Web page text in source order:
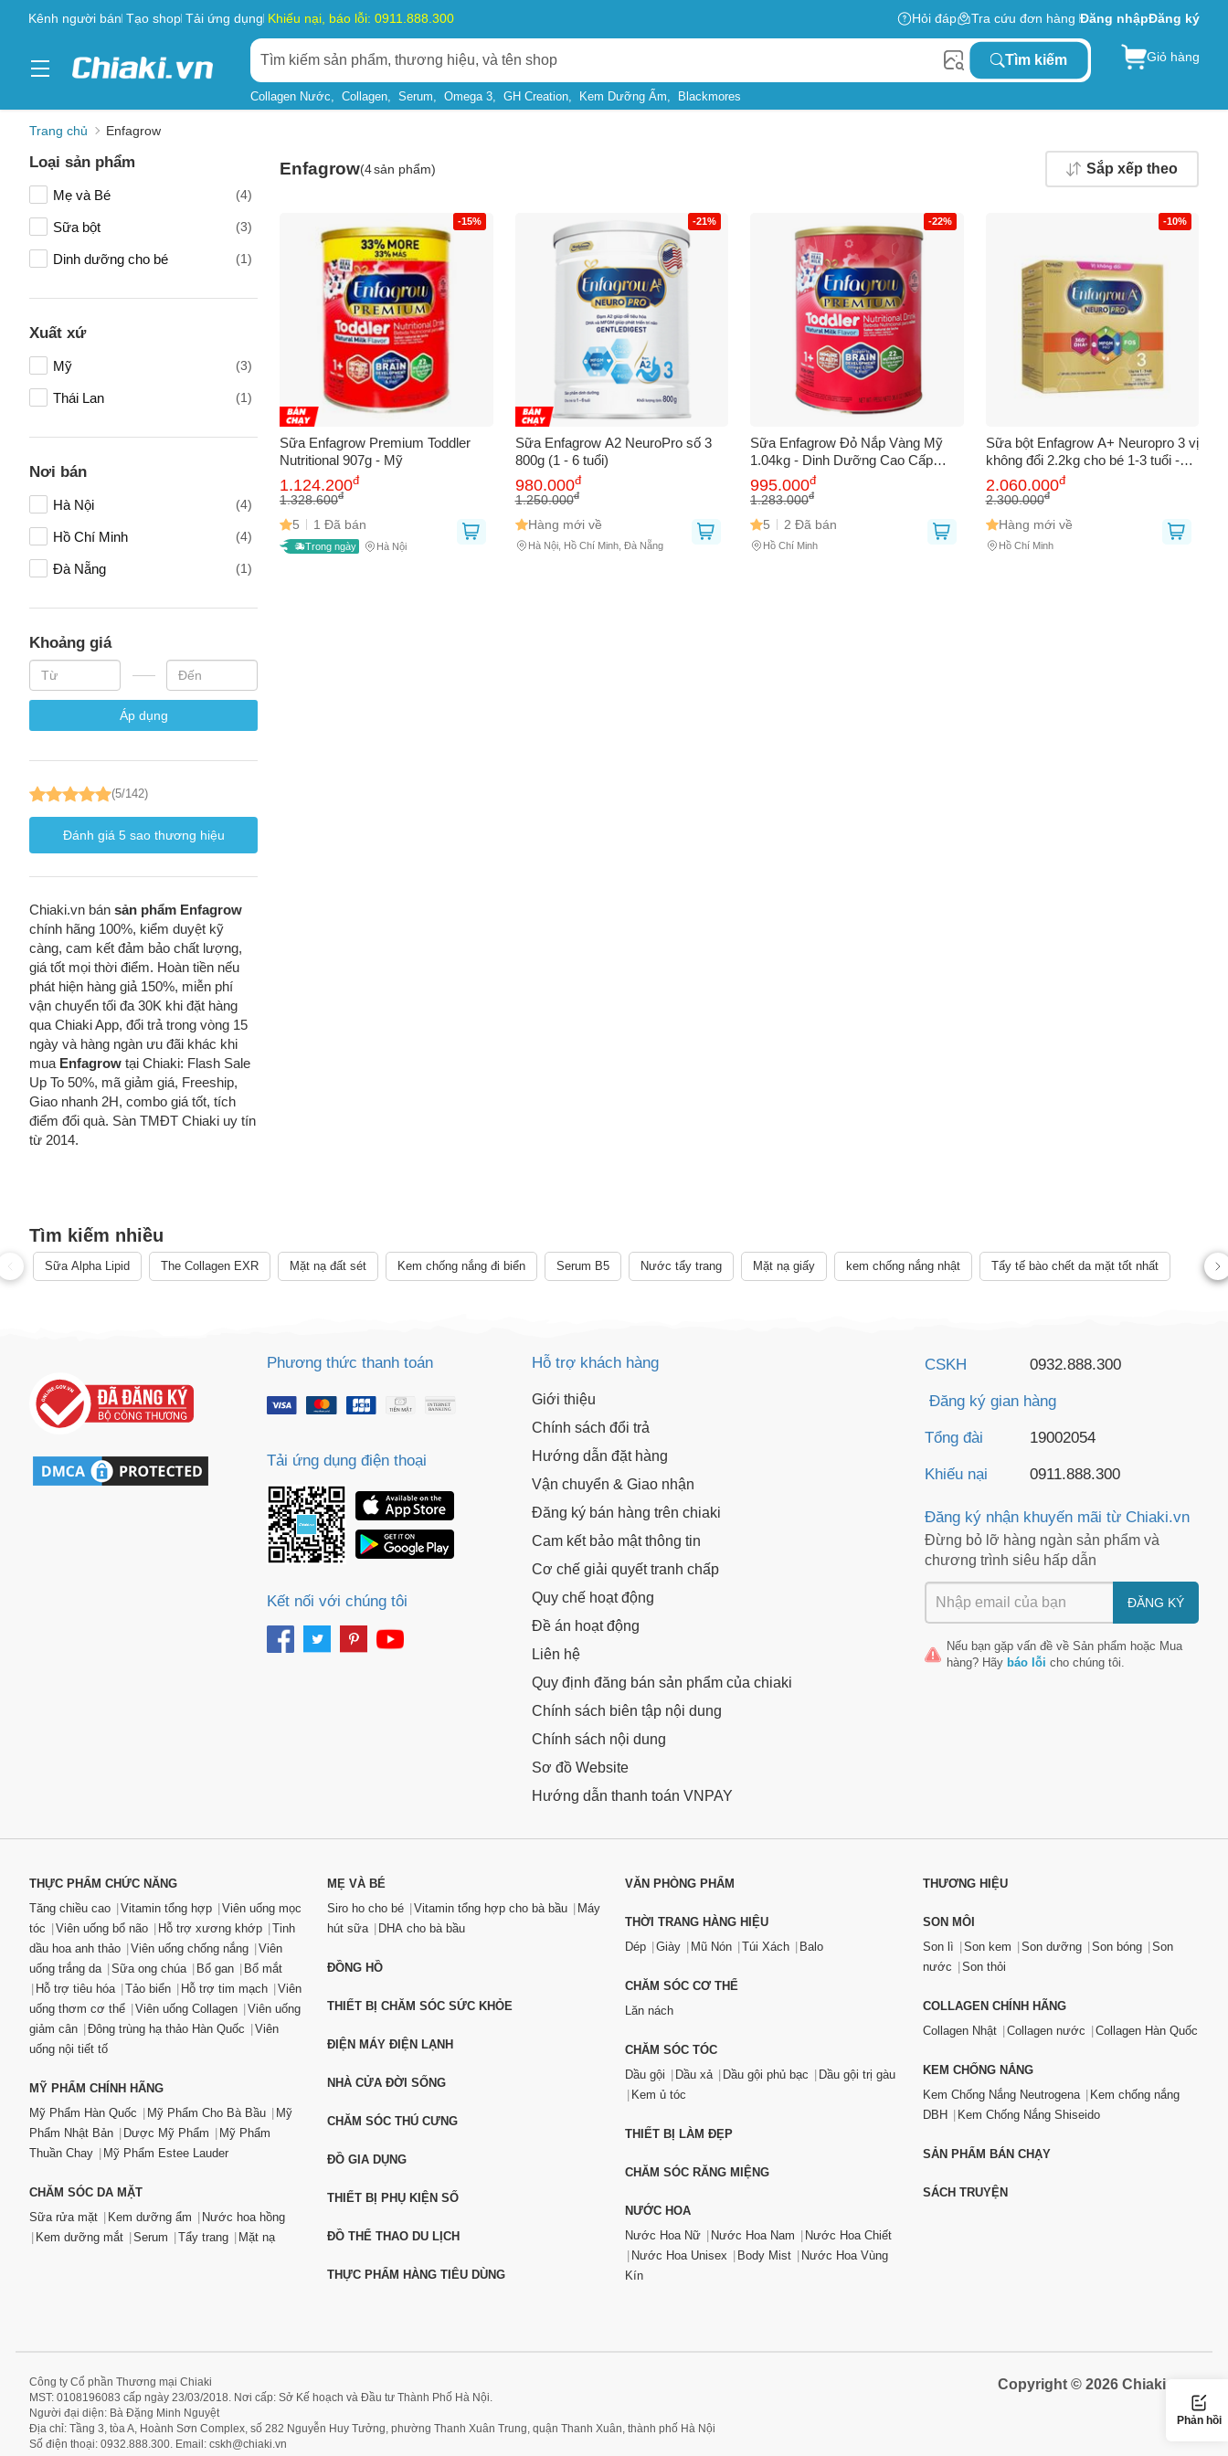
Kênh người bán Tạo shop Tải ứng dụng Khiếu nại, báo lỗi: 0911.888.300 Hỏi đáp Tra cứu đơn hàng Đăng nhậpĐăng ký
Tìm kiếm
Collagen Nước Collagen Serum Omega 3 GH Creation Kem Dưỡng Ẩm Blackmores
Giỏ hàng
Trang chủ Enfagrow
Loại sản phẩm
Mẹ và Bé (4)
Sữa bột (3)
Dinh dưỡng cho bé (1)
Xuất xứ
Mỹ (3)
Thái Lan (1)
Nơi bán
Hà Nội (4)
Hồ Chí Minh (4)
Đà Nẵng (1)
Khoảng giá
Áp dụng
(5/142)
Đánh giá 5sao thương hiệu
Chiaki.vn bán sản phẩm Enfagrow
chính hãng 100%, kiểm duyệt kỹ
càng, cam kết đảm bảo chất lượng,
giá tốt mọi thời điểm. Hoàn tiền nếu
phát hiện hàng giả 150%, miễn phí
vận chuyển tối đa 30K khi đặt hàng
qua Chiaki App, đổi trả trong vòng 15
ngày và hàng ngàn ưu đãi khác khi
mua Enfagrow tại Chiaki: Flash Sale
Up To 50%, mã giảm giá, Freeship,
Giao nhanh 2H, combo giá tốt, tích
điểm đổi quà. Sàn TMĐT Chiaki uy tín
từ 2014.
Enfagrow(4sản phẩm) Sắp xếp theo
-15%
Sữa Enfagrow Premium Toddler
Nutritional 907g - Mỹ
1.124.200đ
1.328.600đ
5 1 Đã bán
Trong ngày Hà Nội
-21%
Sữa Enfagrow A2 NeuroPro số 3
800g (1 - 6 tuổi)
980.000đ
1.250.000đ
Hàng mới về
Hà Nội, Hồ Chí Minh, Đà Nẵng
-22%
Sữa Enfagrow Đỏ Nắp Vàng Mỹ
1.04kg - Dinh Dưỡng Cao Cấp
Dành Cho Trẻ 1-3 Tuổi, Hỗ Trợ
Phát Triển Trí Não và Miễn Dịch
995.000đ
1.283.000đ
5 2 Đã bán
Hồ Chí Minh
-10%
Sữa bột Enfagrow A+ Neuropro 3 vị
không đổi 2.2kg cho bé 1-3 tuổi -
Dinh dưỡng toàn diện với MFGM,
DHA, vitamin và khoáng chất.
2.060.000đ
2.300.000đ
Hàng mới về
Hồ Chí Minh
Tìm kiếm nhiều
Sữa Alpha Lipid The Collagen EXR Mặt nạ đất sét Kem chống nắng đi biển Serum B5 Nước tẩy trang Mặt nạ giấy kem chống nắng nhật Tẩy tế bào chết da mặt tốt nhất
Phương thức thanh toán
Tải ứng dụng điện thoại
Kết nối với chúng tôi
Hỗ trợ khách hàng
Giới thiệu
Chính sách đổi trả
Hướng dẫn đặt hàng
Vận chuyển & Giao nhận
Đăng ký bán hàng trên chiaki
Cam kết bảo mật thông tin
Cơ chế giải quyết tranh chấp
Quy chế hoạt động
Đề án hoạt động
Liên hệ
Quy định đăng bán sản phẩm của chiaki
Chính sách biên tập nội dung
Chính sách nội dung
Sơ đồ Website
Hướng dẫn thanh toán VNPAY
CSKH 0932.888.300
Đăng ký gian hàng
Tổng đài 19002054
Khiếu nại 0911.888.300
Đăng ký nhận khuyến mãi từ Chiaki.vn
Đừng bỏ lỡ hàng ngàn sản phẩm và
chương trình siêu hấp dẫn
ĐĂNG KÝ
Nếu bạn gặp vấn đề về Sản phẩm hoặc Mua
hàng? Hãy báo lỗi cho chúng tôi.
Bạn gặp vấn đề về Sản phẩm ?
Hãy báo lỗi cho chúng tôi. Hoặc gọi cho chúng tôi qua số 0911.888.300
Tên của bạn
Số điện thoại
THỰC PHẨM CHỨC NĂNG
Tăng chiều cao
Vitamin tổng hợp
Viên uống mọc
tóc
Viên uống bổ não Hỗ trợ xương khớp
Tinh
dầu hoa anh thảo
Viên uống chống nắng
Viên
uống trắng da
Sữa ong chúa Bổ gan
Bổ mắt
Hỗ trợ tiêu hóa
Tảo biển Hỗ trợ tim mạch
Viên
uống thơm cơ thể
Viên uống Collagen
Viên uống
giảm cân
Đông trùng hạ thảo Hàn Quốc
Viên
uống nội tiết tố
MỸ PHẨM CHÍNH HÃNG
Mỹ Phẩm Hàn Quốc
Mỹ Phẩm Cho Bà Bầu
Mỹ
Phẩm Nhật Bản
Dược Mỹ Phẩm
Mỹ Phẩm
Thuần Chay
Mỹ Phẩm Estee Lauder
CHĂM SÓC DA MẶT
Sữa rửa mặt
Kem dưỡng ẩm
Nước hoa hồng
Kem dưỡng mắt
Serum Tẩy trang Mặt nạ
MẸ VÀ BÉ
Siro ho cho bé
Vitamin tổng hợp cho bà bầu
Máy
hút sữa
DHA cho bà bầu
ĐỒNG HỒ
THIẾT BỊ CHĂM SÓC SỨC KHỎE
ĐIỆN MÁY ĐIỆN LẠNH
NHÀ CỬA ĐỜI SỐNG
CHĂM SÓC THÚ CƯNG
ĐỒ GIA DỤNG
THIẾT BỊ PHỤ KIỆN SỐ
ĐỒ THỂ THAO DU LỊCH
THỰC PHẨM HÀNG TIÊU DÙNG
VĂN PHÒNG PHẨM
THỜI TRANG HÀNG HIỆU
Dép
Giày Mũ Nón Túi Xách Balo
CHĂM SÓC CƠ THỂ
Lăn nách
CHĂM SÓC TÓC
Dầu gội
Dầu xả Dầu gội phủ bạc
Dầu gội trị gàu
Kem ủ tóc
THIẾT BỊ LÀM ĐẸP
CHĂM SÓC RĂNG MIỆNG
NƯỚC HOA
Nước Hoa Nữ
Nước Hoa Nam
Nước Hoa Chiết
Nước Hoa Unisex
Body Mist
Nước Hoa Vùng
Kín
THƯƠNG HIỆU
SON MÔI
Son lì
Son kem Son dưỡng Son bóng
Son
nước
Son thỏi
COLLAGEN CHÍNH HÃNG
Collagen Nhật
Collagen nước Collagen Hàn Quốc
KEM CHỐNG NẮNG
Kem Chống Nắng Neutrogena
Kem chống nắng
DBH
Kem Chống Nắng Shiseido
SẢN PHẨM BÁN CHẠY
SÁCH TRUYỆN
Công ty Cổ phần Thương mại Chiaki
MST: 0108196083 cấp ngày 23/03/2018. Nơi cấp: Sở Kế hoạch và Đầu tư Thành Phố Hà Nội.
Người đại diện: Bà Đặng Minh Nguyệt
Địa chỉ: Tầng 3, tòa A, Hoành Sơn Complex, số 282 Nguyễn Huy Tưởng, phường Thanh Xuân Trung, quận Thanh Xuân, thành phố Hà Nội
Số điện thoại: 0932.888.300. Email: cskh@chiaki.vn
Copyright © 2026 Chiaki.vn
Cách sử dụng:
Sao chép mã giảm giá phía trên.
TẢi APP CHIAKI NGAY
Phản hồi